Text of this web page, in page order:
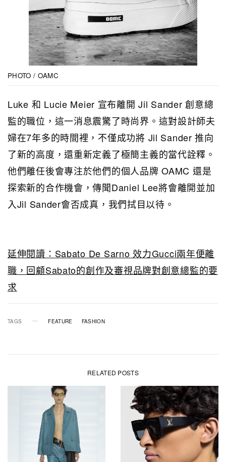
PHOTO / OAMC
Luke 和 Lucie Meier 宣布離開 Jil Sander 創意總
監的職位，這一消息震驚了時尚界。這對設計師夫
婦在7年多的時間裡，不僅成功將 Jil Sander 推向
了新的高度，還重新定義了極簡主義的當代詮釋。
他們離任後會專注於他們的個人品牌 OAMC 還是
探索新的合作機會，傳聞Daniel Lee將會離開並加
入Jil Sander會否成真，我們拭目以待。
延伸閱讀： Sabato De Sarno 效力Gucci兩年便離
職，回顧Sabato的創作及審視品牌對創意總監的要
求
TAGS FEATURE FASHION
RELATED POSTS